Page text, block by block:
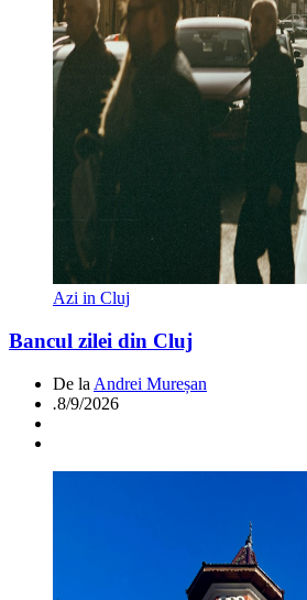
Azi in Cluj
Bancul zilei din Cluj
De la Andrei Mureșan
.8/9/2026